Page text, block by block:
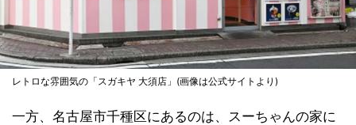
レトロな雰囲気の「スガキヤ 大須店」(画像は公式サイトより)
一方、名古屋市千種区にあるのは、スーちゃんの家に